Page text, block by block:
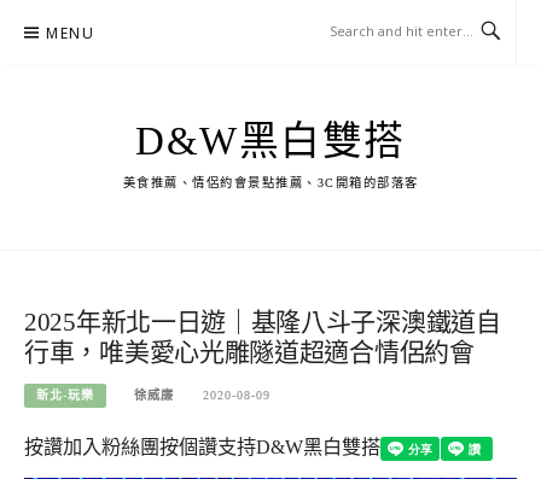
MENU
D&W黑白雙搭
美食推薦、情侶約會景點推薦、3C開箱的部落客
2025年新北一日遊｜基隆八斗子深澳鐵道自
行車，唯美愛心光雕隧道超適合情侶約會
新北-玩樂 徐威廉 2020-08-09
按讚加入粉絲團按個讚支持D&W黑白雙搭